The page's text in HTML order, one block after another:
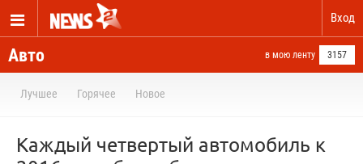
Вход
Авто в мою ленту 3157
Лучшее Горячее Новое
Каждый четвертый автомобиль к